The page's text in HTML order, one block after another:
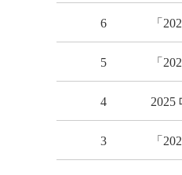
6 「
5 「
4 2025
3 「